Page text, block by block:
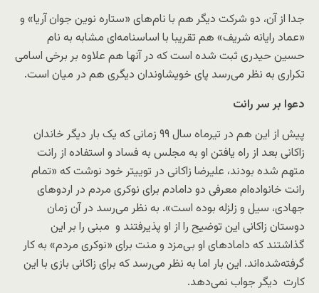
جدا از آن، دو شرکت دیگر هم با نام‌های «ستاره نوین جوان آریا» و
«عماد رایانه شریف» هم تقریبا با اساسنامه‌­ای مشابه به نام
حسین حیدری ثبت شده است که در آن­ها هم علاوه بر برخی اسامی
تکراری به نظر می­‌رسد پای خویشاوندان دیگری هم در میان است.
دعوا بر سر رانت
پیش از این هم در تیرماه سال ۹۹ زمانی که یک بار دیگر خاندان
زاکانی بعد از راه یافتن او به مجلس به فساد و استفاده از رانت
متهم شده بودند، علیرضا زاکانی در توییتر خود نوشت که «تمام
رانت خانواده‌ام معرفی دو دامادم برای نوکری مردم در اردوهای
جهادی، سیل و زلزله بوده است». به نظر می‌رسد در آن زمان
دوستان زاکانی این توضیح را از او پذیرفتند و مبنی را بر این
گذاشتند که دامادهای او بی‌مزد و منت برای «نوکری مردم» به کار
گرفته‌شده‌اند. این بار اما به نظر می‌رسد که برای زاکانی بازی با این
کارت دیگر جواب نمی‌دهد.